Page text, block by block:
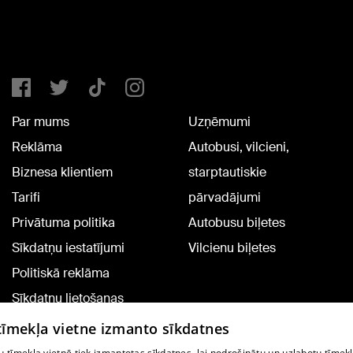
Par mums
Reklāma
Biznesa klientiem
Tarifi
Privātuma politika
Sīkdatņu iestatījumi
Politiskā reklāma
Sīkdatņu lietošanas
noteikumi
Komentāru pievienošana
Uzņēmumi
Autobusi, vilcieni,
starptautiskie
pārvadājumi
Autobusu biļetes
Vilcienu biļetes
vietne izmanto sīkdatnes